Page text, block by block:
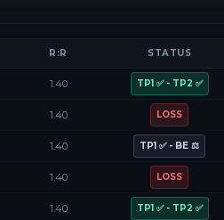
R:R STATUS
1.40 TP1 ✅ - TP2 ✅
1.40 LOSS
1.40 TP1 ✅ - BE ⚖️
1.40 LOSS
1.40 TP1 ✅ - TP2 ✅